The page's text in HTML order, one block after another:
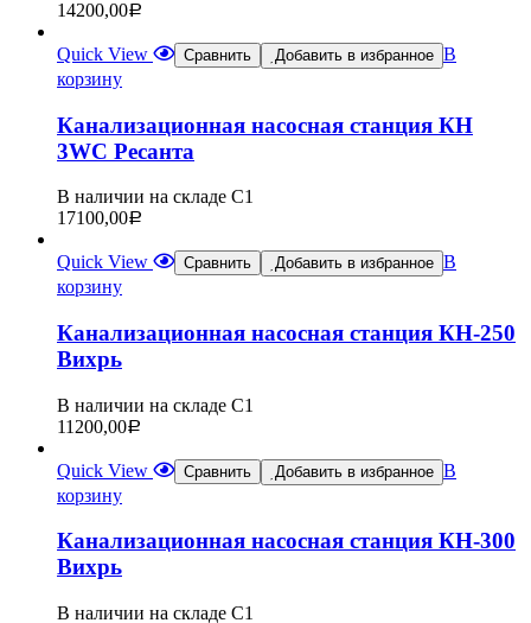
14200,00Р
Quick View Сравнить Добавить в избранное В
корзину
Канализационная насосная станция КН
3WC Ресанта
В наличии на складе С1
17100,00Р
Quick View Сравнить Добавить в избранное В
корзину
Канализационная насосная станция КН-250
Вихрь
В наличии на складе С1
11200,00Р
Quick View Сравнить Добавить в избранное В
корзину
Канализационная насосная станция КН-300
Вихрь
В наличии на складе С1